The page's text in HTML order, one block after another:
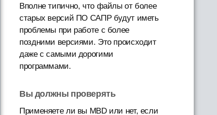
Вполне типично, что файлы от более
старых версий ПО САПР будут иметь
проблемы при работе с более
поздними версиями. Это происходит
даже с самыми дорогими
программами.
Вы должны проверять
Применяете ли вы MBD или нет, если